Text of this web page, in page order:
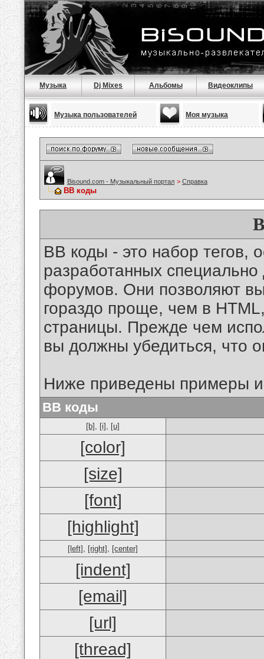
Музыка Dj Mixes Альбомы Видеоклипы
Музыка пользователей Моя музыка
Bisound.com - Музыкальный портал > Справка
BB коды
BB коды - это набор тегов,
разработанных
форумов. Они позволяют
гораздо проще, чем в
страницы. Прежде чем
вы должны убедиться, что
Ниже приведены примеры
BB коды
[b] , [i] , [u]
[color]
[size]
[font]
[highlight]
[left] , [right] , [center]
[indent]
[email]
[url]
[thread]